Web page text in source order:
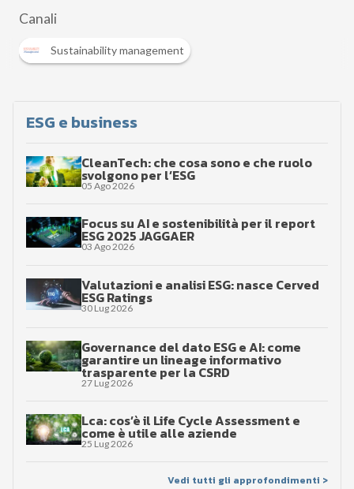
Canali
Sustainability management
ESG e business
CleanTech: che cosa sono e che ruolo
svolgono per l’ESG
05 Ago 2026
Focus su AI e sostenibilità per il report
ESG 2025 JAGGAER
03 Ago 2026
Valutazioni e analisi ESG: nasce Cerved
ESG Ratings
30 Lug 2026
Governance del dato ESG e AI: come
garantire un lineage informativo
trasparente per la CSRD
27 Lug 2026
Lca: cos’è il Life Cycle Assessment e
come è utile alle aziende
25 Lug 2026
Vedi tutti gli approfondimenti >